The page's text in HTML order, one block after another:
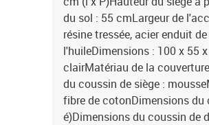
du sol : 55 cmLargeur de
résine tressée, acier enduit
l'huileDimensions : 100 x 55
clairMatériau de la
du coussin de siège :
fibre de cotonDimensions du
é)Dimensions du coussin de